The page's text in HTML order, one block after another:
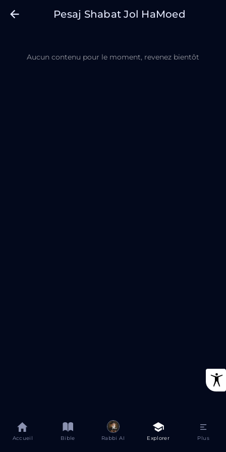
Pesaj Shabat Jol HaMoed
Aucun contenu pour le moment, revenez bientôt
Accueil Bible Rabbi AI Explorer Plus